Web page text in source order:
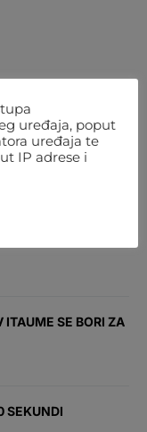
U
SE BORI ZA
SEKUNDI
uređaja, poput
uređaja te
IP adrese i